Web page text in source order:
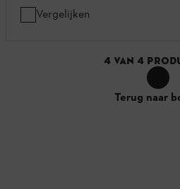
Vergelijken
4 VAN 4
Terug naar